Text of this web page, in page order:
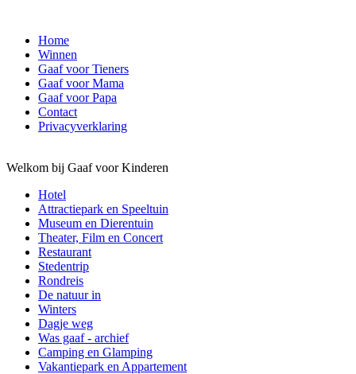
Home
Winnen
Gaaf voor Tieners
Gaaf voor Mama
Gaaf voor Papa
Contact
Privacyverklaring
Welkom bij Gaaf voor Kinderen
Hotel
Attractiepark en Speeltuin
Museum en Dierentuin
Theater, Film en Concert
Restaurant
Stedentrip
Rondreis
De natuur in
Winters
Dagje weg
Was gaaf - archief
Camping en Glamping
Vakantiepark en Appartement